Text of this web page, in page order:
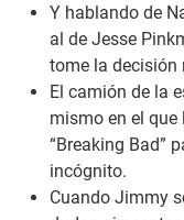
Y hablando de
al de Jesse
tome la decisión
El camión de la
mismo en el
“Breaking Bad”
incógnito.
Cuando Jimmy